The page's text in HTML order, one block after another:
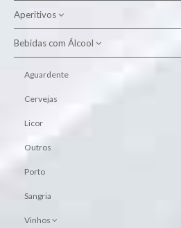
Alimento Aves
Alimento Cão
Aperitivos
Batatas Fritas
Snacks
Bebidas com Álcool
Aguardente
Cervejas
Licor
Outros
Porto
Sangria
Vinhos